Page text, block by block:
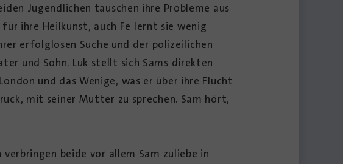
Jugendlichen tauschen ihre Probleme aus
ihre Heilkunst, auch Fe lernt sie wenig
erfolglosen Suche und der polizeilichen
und Sohn. Luk stellt sich Sams direkten
und das Wenige, was er über ihre Flucht
mit seiner Mutter zu sprechen. Sam hört,
beide vor allem Sam zuliebe in